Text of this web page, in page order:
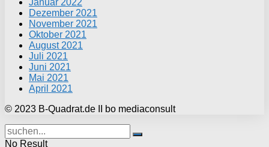
Januar 2022
Dezember 2021
November 2021
Oktober 2021
August 2021
Juli 2021
Juni 2021
Mai 2021
April 2021
© 2023 B-Quadrat.de II bo mediaconsult
No Result